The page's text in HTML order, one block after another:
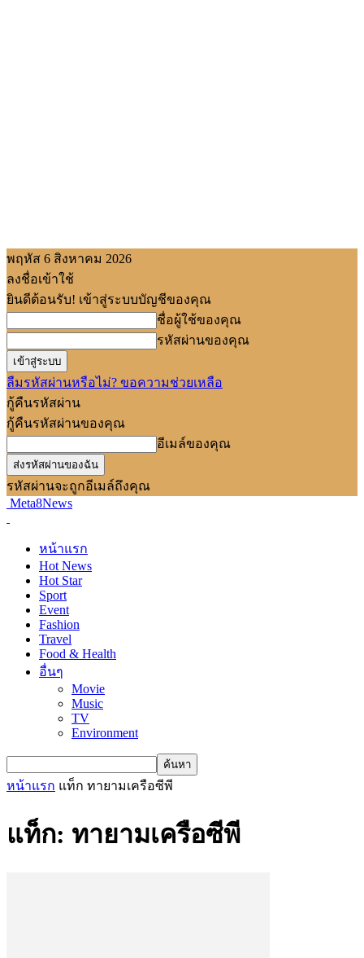
พฤหัส 6 สิงหาคม 2026
ลงชื่อเข้าใช้
ยินดีต้อนรับ! เข้าสู่ระบบบัญชีของคุณ
ชื่อผู้ใช้ของคุณ
รหัสผ่านของคุณ
ลืมรหัสผ่านหรือไม่? ขอความช่วยเหลือ
กู้คืนรหัสผ่าน
กู้คืนรหัสผ่านของคุณ
อีเมล์ของคุณ
รหัสผ่านจะถูกอีเมล์ถึงคุณ
Meta8News
หน้าแรก
Hot News
Hot Star
Sport
Event
Fashion
Travel
Food & Health
อื่นๆ
Movie
Music
TV
Environment
หน้าแรก แท็ก ทายามเครือซีพี
แท็ก: ทายามเครือซีพี